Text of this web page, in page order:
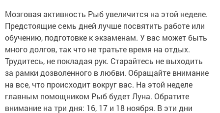
Мозговая активность Рыб увеличится на этой неделе.
Предстоящие семь дней лучше посвятить работе или
обучению, подготовке к экзаменам. У вас может быть
много долгов, так что не тратьте время на отдых.
Трудитесь, не покладая рук. Старайтесь не выходить
за рамки дозволенного в любви. Обращайте внимание
на все, что происходит вокруг вас. На этой неделе
главным помощником Рыб будет Луна. Обратите
внимание на три дня: 16, 17 и 18 ноября. В эти дни